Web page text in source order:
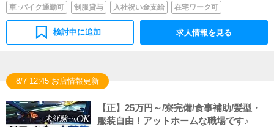
車･バイク通勤可
制服貸与 入社祝い金支給 在宅ワーク可
検討中に追加 求人情報を見る
8/7 12:45 お店情報更新
【正】25万円～/寮完備/食事補助/髪型・
服装自由！アットホームな職場です♪